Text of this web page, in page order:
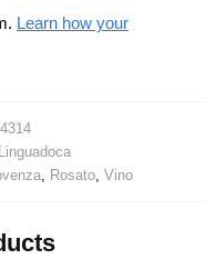
Learn how your
, Rosato, Vino